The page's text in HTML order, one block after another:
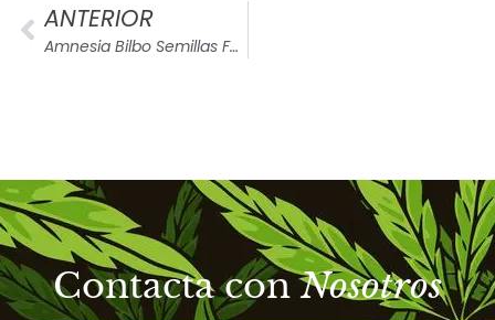
ANTERIOR
Amnesia Bilbo Semillas Feminizadas
Contacta conNosotros